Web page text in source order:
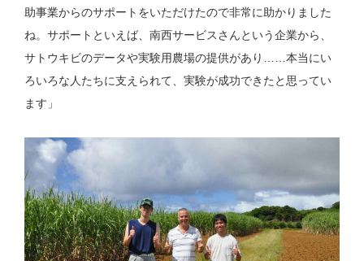
助事業からのサポートをいただけたので非常に助かりました
ね。サポートといえば、南西サービスさんという企業から、
サトウキビのデータや実験用農場の提供があり……本当にい
ろいろな人たちに支えられて、実験が成功できたと思ってい
ます」